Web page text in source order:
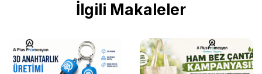
İlgili Makaleler